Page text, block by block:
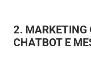
2. MARKETING
CHATBOT E